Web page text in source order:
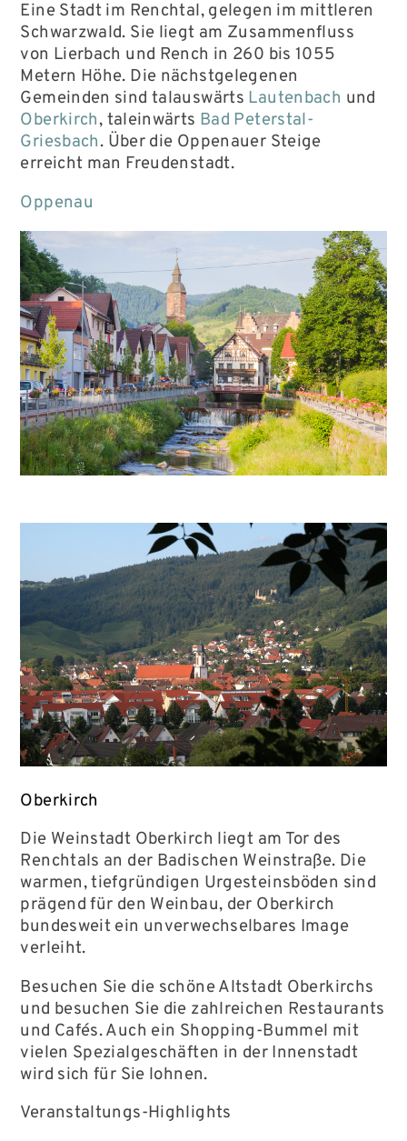
Eine Stadt im Renchtal, gelegen im mittleren
Schwarzwald. Sie liegt am Zusammenfluss
von Lierbach und Rench in 260 bis 1055
Metern Höhe. Die nächstgelegenen
Gemeinden sind talauswärts Lautenbach und
Oberkirch, taleinwärts Bad Peterstal-
Griesbach. Über die Oppenauer Steige
erreicht man Freudenstadt.
Oppenau
Oberkirch
Die Weinstadt Oberkirch liegt am Tor des
Renchtals an der Badischen Weinstraße. Die
warmen, tiefgründigen Urgesteinsböden sind
prägend für den Weinbau, der Oberkirch
bundesweit ein unverwechselbares Image
verleiht.
Besuchen Sie die schöne Altstadt Oberkirchs
und besuchen Sie die zahlreichen Restaurants
und Cafés. Auch ein Shopping-Bummel mit
vielen Spezialgeschäften in der Innenstadt
wird sich für Sie lohnen.
Veranstaltungs-Highlights